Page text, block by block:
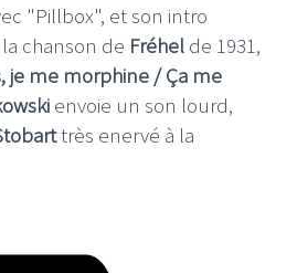
"Pillbox", et son intro
chanson de Fréhel de 1931,
je me morphine / Ça me
envoie un son lourd,
très enervé à la